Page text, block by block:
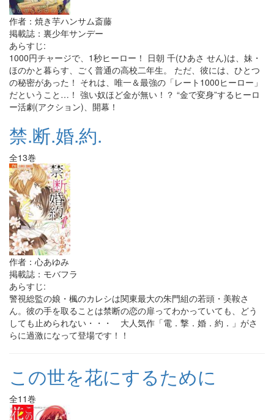
作者：焼き芋ハンサム斎藤
掲載誌：裏少年サンデー
あらすじ:
1000円チャージで、1秒ヒーロー！ 日朝 千(ひあさ せん)は、妹・
ほのかと暮らす、ごく普通の高校二年生。 ただ、彼には、ひとつ
の秘密があった！ それは、唯一＆最強の「レート1000ヒーロー」
だということ…！ 強い奴ほど金が無い！？ “金で変身”するヒーロ
ー活劇(アクション)、開幕！
禁.断.婚.約.
全13巻
作者：心あゆみ
掲載誌：モバフラ
あらすじ:
警視総監の娘・楓のカレシは関東最大の朱門組の若頭・美鞍さ
ん。彼の手を取ることは禁断の恋の扉ってわかっていても、どう
しても止められない・・・ 大人気作「電．撃．婚．約．」がさ
らに過激になって登場です！！
この世を花にするために
全11巻